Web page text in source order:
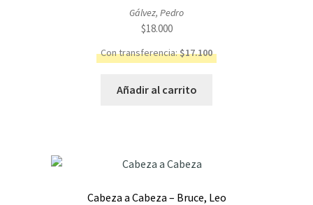
Gálvez, Pedro
$18.000
Con transferencia:$17.100
Añadir al carrito
Cabeza a Cabeza – Bruce, Leo